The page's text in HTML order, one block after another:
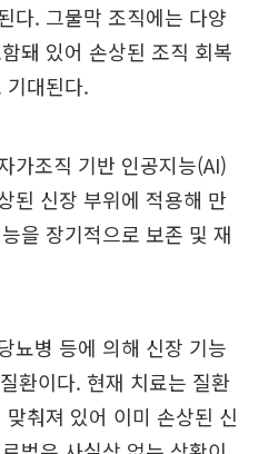
다. 그물막 조직에는 다양
돼 있어 손상된 조직 회복
기대된다.
가조직 기반 인공지능(AI)
된 신장 부위에 적용해 만
을 장기적으로 보존 및 재
뇨병 등에 의해 신장 기능
환이다. 현재 치료는 질환
춰져 있어 이미 손상된 신